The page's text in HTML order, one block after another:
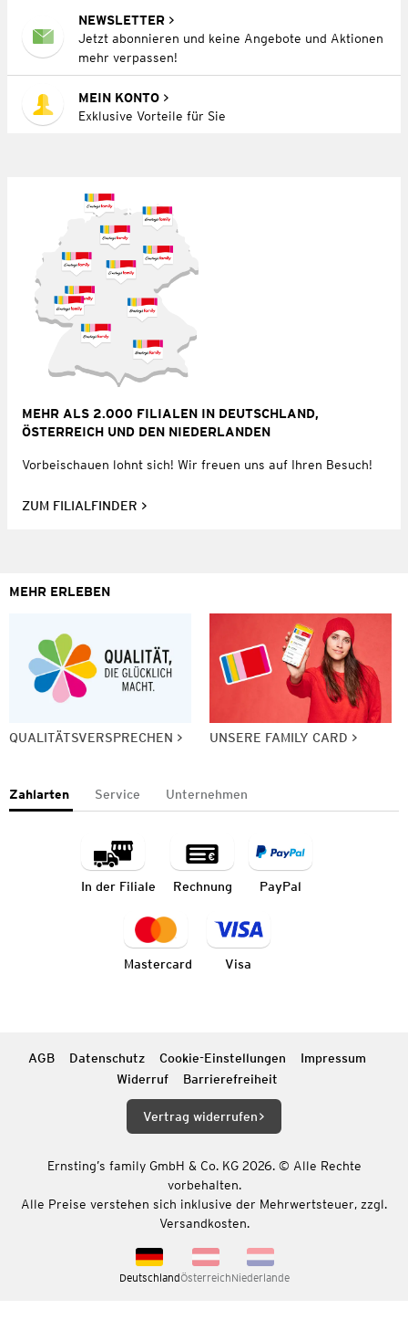
NEWSLETTER
Jetzt abonnieren und keine Angebote und Aktionen
mehr verpassen!
MEIN KONTO
Exklusive Vorteile für Sie
MEHR ALS 2.000 FILIALEN IN DEUTSCHLAND,
ÖSTERREICH UND DEN NIEDERLANDEN
Vorbeischauen lohnt sich! Wir freuen uns auf Ihren Besuch!
ZUM FILIALFINDER
MEHR ERLEBEN
QUALITÄTSVERSPRECHEN UNSERE FAMILY CARD
Zahlarten Service Unternehmen
In der Filiale Rechnung PayPal
Mastercard Visa
AGB Datenschutz Cookie-Einstellungen
Impressum
Widerruf
Barrierefreiheit
Vertrag widerrufen
Ernsting’s family GmbH & Co. KG 2026. © Alle Rechte
vorbehalten.
Alle Preise verstehen sich inklusive der Mehrwertsteuer, zzgl.
Versandkosten.
DeutschlandÖsterreichNiederlande